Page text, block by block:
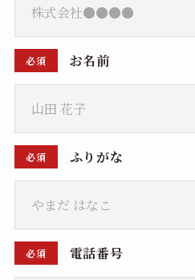
必須 お名前
必須 ふりがな
必須 電話番号